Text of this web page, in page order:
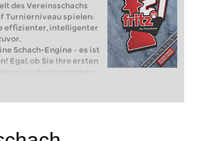
des Vereinsschachs
Turnierniveau spielen:
effizienter, intelligenter
Schach-Engine – es ist
Egal, ob Sie Ihre ersten
machen
spielen: Mit
intelligenter und